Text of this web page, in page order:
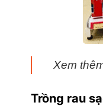
Xem
Trồng rau